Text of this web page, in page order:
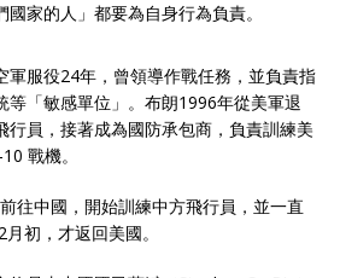
國家的人」都要為自身行為負責。
軍服役24年，曾領導作戰任務，並負責指
等「敏感單位」。布朗1996年從美軍退
行員，接著成為國防承包商，負責訓練美
戰機。
往中國，開始訓練中方飛行員，並一直
初，才返回美國。